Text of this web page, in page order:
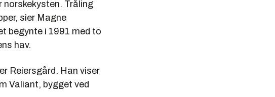
Tråling
sier Magne
begynte i 1991 med to
hav.
Reiersgård. Han viser
Valiant, bygget ved